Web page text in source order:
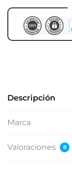
Descripción
Marca
Valoraciones 0